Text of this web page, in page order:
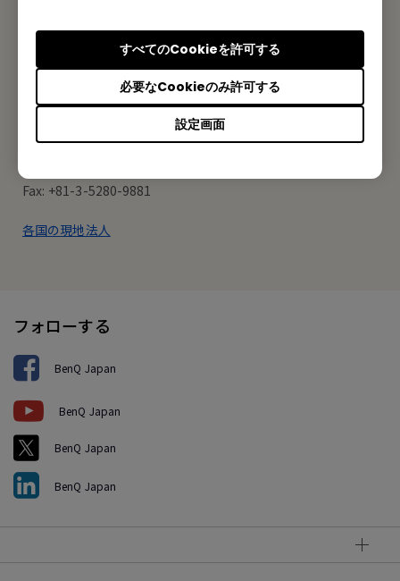
設定画面
必要なCookieのみ許可する
すべてのCookieを許可する
オフィス所在地
ベンキュー ジャパン株式会社
東京都千代田区内神田1丁目14-5 NK内神田ビル8階
Fax: +81-3-5280-9881
各国の現地法人
フォローする
BenQ Japan
BenQ Japan
BenQ Japan
BenQ Japan